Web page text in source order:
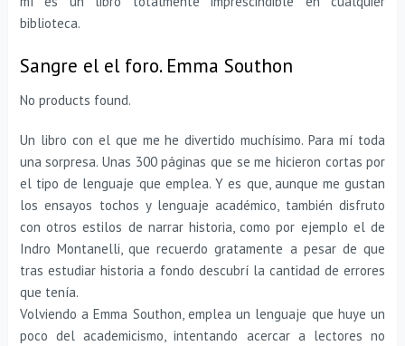
biblioteca.
Sangre el el foro. Emma Southon
No products found.
Un libro con el que me he divertido muchísimo. Para mí toda
una sorpresa. Unas 300 páginas que se me hicieron cortas por
el tipo de lenguaje que emplea. Y es que, aunque me gustan
los ensayos tochos y lenguaje académico, también disfruto
con otros estilos de narrar historia, como por ejemplo el de
Indro Montanelli, que recuerdo gratamente a pesar de que
tras estudiar historia a fondo descubrí la cantidad de errores
que tenía.
Volviendo a Emma Southon, emplea un lenguaje que huye un
poco del academicismo, intentando acercar a lectores no